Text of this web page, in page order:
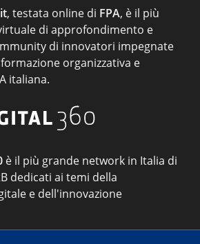
, testata online di FPA, è il più
di approfondimento e
di innovatori impegnate
organizzativa e
italiana.
è il più grande network in Italia di
dedicati ai temi della
e dell'innovazione